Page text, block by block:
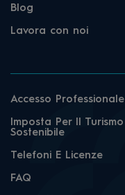
Blog
Lavora con noi
Accesso Professionale
Imposta Per Il Turismo
Sostenibile
Telefoni E Licenze
FAQ